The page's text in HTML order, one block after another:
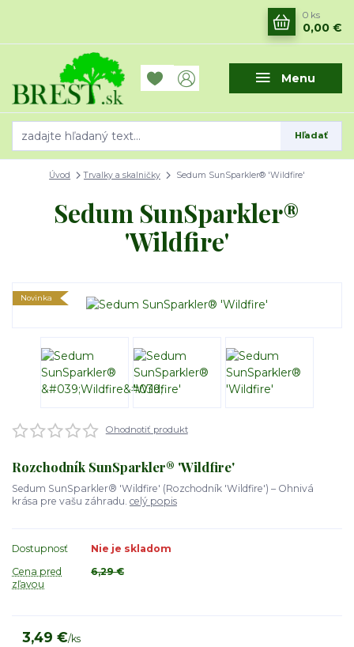
Menu
Hľadať
0 ks
0,00 €
Úvod Trvalky a skalničky Sedum SunSparkler® 'Wildfire'
Sedum SunSparkler®
'Wildfire'
Novinka
Ohodnotiť produkt
Rozchodník SunSparkler® 'Wildfire'
Sedum SunSparkler® 'Wildfire' (Rozchodník 'Wildfire') – Ohnivá
krása pre vašu záhradu. celý popis
Dostupnosť
Nie je skladom
Cena pred
zľavou
6,29 €
3,49 €/ks